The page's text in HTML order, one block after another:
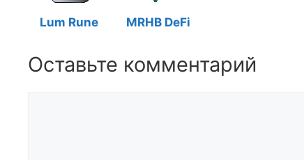
Lum Rune MRHB DeFi
Оставьте комментарий